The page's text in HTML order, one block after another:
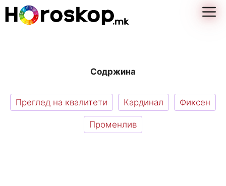
Skip
Содржина
Преглед на квалитети Кардинал Фиксен
Променлив